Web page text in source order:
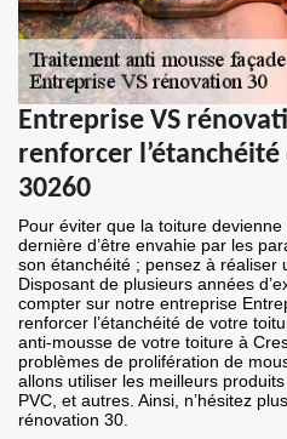
Entreprise VS
renforcer
30260
Pour éviter que la toiture
dernière d’être envahie par les
son étanchéité ; pensez à réaliser
Disposant de plusieurs années
compter sur notre entreprise
renforcer l’étanchéité de votre
anti-mousse de votre toiture à
problèmes de prolifération de
allons utiliser les meilleurs
PVC, et autres. Ainsi, n’hésitez
rénovation 30.